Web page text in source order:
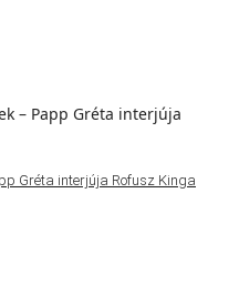
Gréta interjúja Rofusz Kinga